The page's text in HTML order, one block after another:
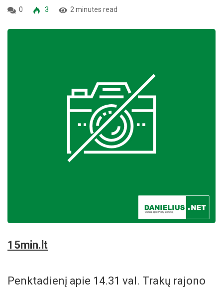
0 3 2 minutes read
15min.lt
Penktadienį apie 14.31 val. Trakų rajono